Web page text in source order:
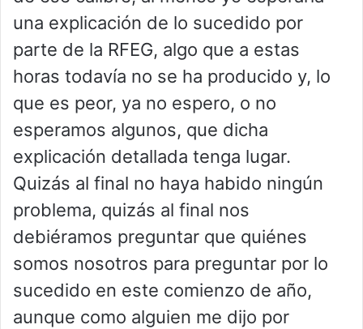
una explicación de lo sucedido por
parte de la RFEG, algo que a estas
horas todavía no se ha producido y, lo
que es peor, ya no espero, o no
esperamos algunos, que dicha
explicación detallada tenga lugar.
Quizás al final no haya habido ningún
problema, quizás al final nos
debiéramos preguntar que quiénes
somos nosotros para preguntar por lo
sucedido en este comienzo de año,
aunque como alguien me dijo por